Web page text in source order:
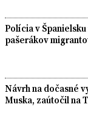
Polícia v
pašerákov
Návrh na dočasné
Muska, zaútočil na